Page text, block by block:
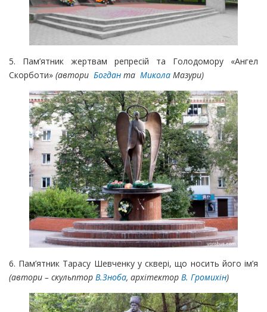
5. Пам’ятник жертвам репресій та Голодомору «Ангел
Скорботи» (автори Богдан та Микола Мазури)
6. Пам’ятник Тарасу Шевченку у сквері, що носить його ім’я
(автори – скульптор В.Зноба, архітектор В. Громихін)